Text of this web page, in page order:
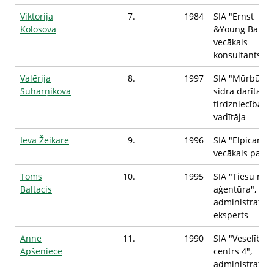
Viktorija
Kolosova
7. 1984
SIA "Ernst
&Young
vecākais
konsultants
Valērija
Suharņikova
8. 1997
SIA "Mūrbūdu
sidra
tirdzniecības
vadītāja
Ieva Žeikare
9. 1996
SIA
vecākais
Toms
Baltacis
10. 1995
SIA "Tiesu
aģentūra", IT
eksperts
Anne
Apšeniece
11. 1990
SIA "Veselības
centrs 4",
administratore